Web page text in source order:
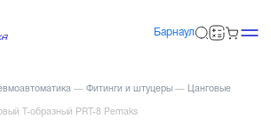
Барнаул
— Фитинги и штуцеры — Цанговые
T-образный PRT-8 Pemaks